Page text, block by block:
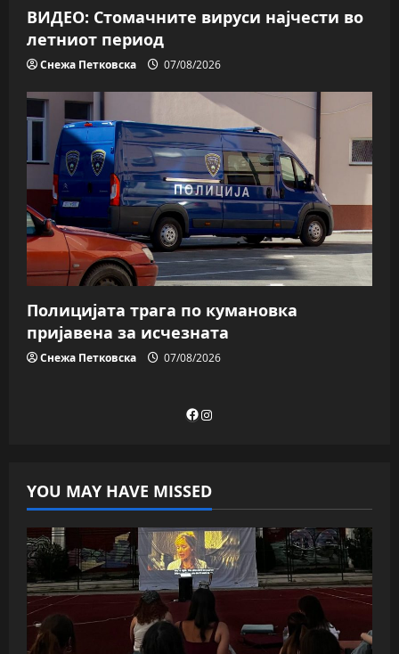
ВИДЕО: Стомачните вируси најчести во
летниот период
Снежа Петковска 07/08/2026
Полицијата трага пo кумановка
пријавена за исчезната
Снежа Петковска 07/08/2026
Facebook
Instagram
YOU MAY HAVE MISSED